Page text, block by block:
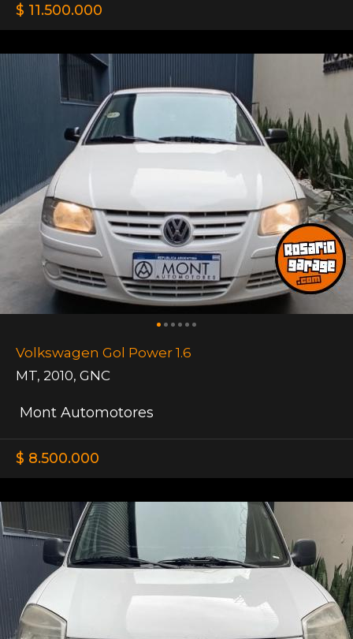
$ 11.500.000
Volkswagen Gol Power 1.6
MT, 2010, GNC
Mont Automotores
$ 8.500.000